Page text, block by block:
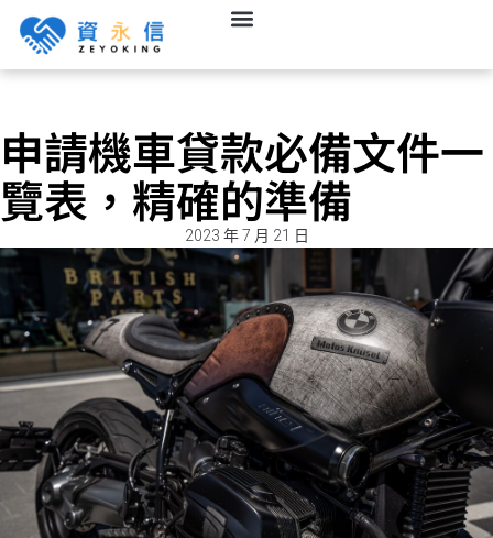
申請機車貸款必備文件一
覽表，精確的準備
2023 年 7 月 21 日